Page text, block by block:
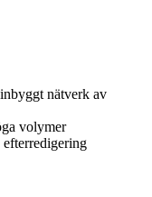
nätverk av
volymer